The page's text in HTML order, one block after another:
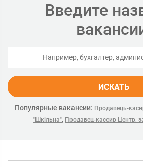
Введите
ИСКАТЬ
Популярные вакансии: Продавець-
"Шкільна", Продавец-кассир Центр,